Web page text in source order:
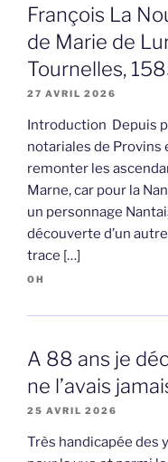
François La
de Marie de
Tournelles,
27 AVRIL 2026
Introduction Depuis
notariales de Provins
remonter les
Marne, car pour la
un personnage
découverte d’un
trace […]
OH
A 88 ans je
ne l’avais
25 AVRIL 2026
Très handicapée des